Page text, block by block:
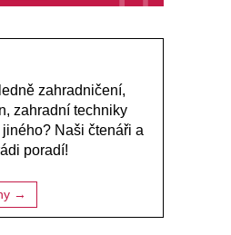
zahradničení,
zahradní techniky
Naši čtenáři a
poradí!
→